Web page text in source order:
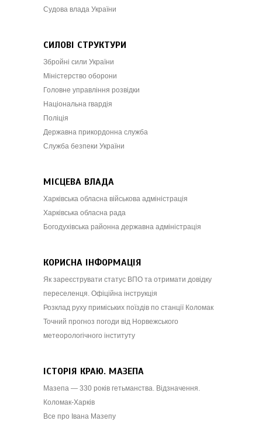
Судова влада України
СИЛОВІ СТРУКТУРИ
Збройні сили України
Міністерство оборони
Головне управління розвідки
Національна гвардія
Поліція
Державна прикордонна служба
Служба безпеки України
МІСЦЕВА ВЛАДА
Харківська обласна військова адміністрація
Харківська обласна рада
Богодухівська районна державна адміністрація
КОРИСНА ІНФОРМАЦІЯ
Як зареєструвати статус ВПО та отримати довідку
переселенця. Офіційна інструкція
Розклад руху приміських поїздів по станції Коломак
Точний прогноз погоди від Норвежського
метеорологічного інституту
ІСТОРІЯ КРАЮ. МАЗЕПА
Мазепа — 330 років гетьманства. Відзначення.
Коломак-Харків
Все про Івана Мазепу